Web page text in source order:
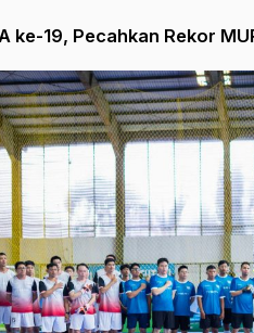
ke-19, Pecahkan Rekor